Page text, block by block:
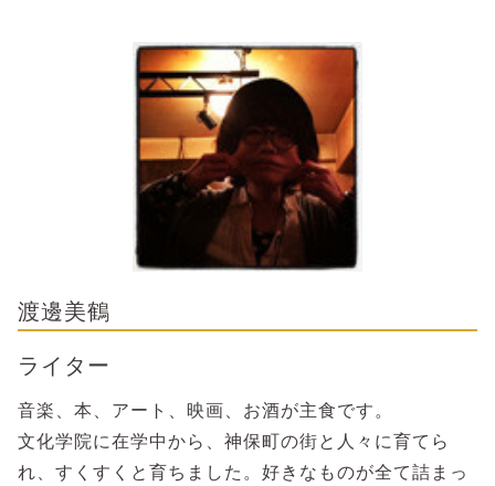
渡邊美鶴
ライター
音楽、本、アート、映画、お酒が主食です。
文化学院に在学中から、神保町の街と人々に育てら
れ、すくすくと育ちました。好きなものが全て詰まっ